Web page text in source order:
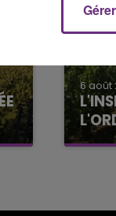
6 août
Alors